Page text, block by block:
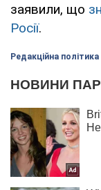
заявили, що
Росії.
Редакційна політика